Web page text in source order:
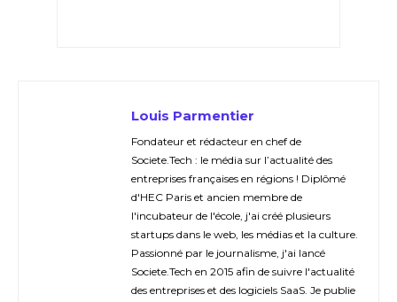
Louis Parmentier
Fondateur et rédacteur en chef de
Societe.Tech : le média sur l’actualité des
entreprises françaises en régions ! Diplômé
d'HEC Paris et ancien membre de
l'incubateur de l'école, j'ai créé plusieurs
startups dans le web, les médias et la culture.
Passionné par le journalisme, j'ai lancé
Societe.Tech en 2015 afin de suivre l'actualité
des entreprises et des logiciels SaaS. Je publie